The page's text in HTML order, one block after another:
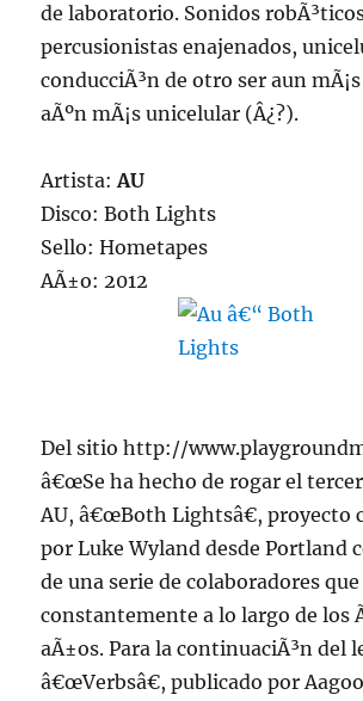
de laboratorio. Sonidos
percusionistas enajenados,
conducciÃ³n de otro ser aun
aÃºn mÃ¡s unicelular (Â¿?).
Artista:AU
Disco: Both Lights
Sello: Hometapes
AÃ±o: 2012
Del sitio http://
â€œSe ha hecho de rogar el
AU, â€œBoth Lightsâ€, proyecto
por Luke Wyland desde Portland
de una serie de colaboradores
constantemente a lo largo de los
aÃ±os. Para la continuaciÃ³n del
â€œVerbsâ€, publicado por